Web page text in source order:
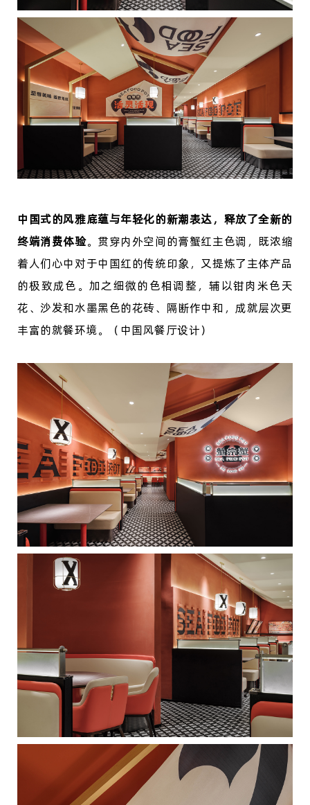
中国式的风雅底蕴与年轻化的新潮表达，释放了全新的
终端消费体验。贯穿内外空间的膏蟹红主色调，既浓缩
着人们心中对于中国红的传统印象，又提炼了主体产品
的极致成色。加之细微的色相调整，辅以钳肉米色天
花、沙发和水墨黑色的花砖、隔断作中和，成就层次更
丰富的就餐环境。（中国风餐厅设计）